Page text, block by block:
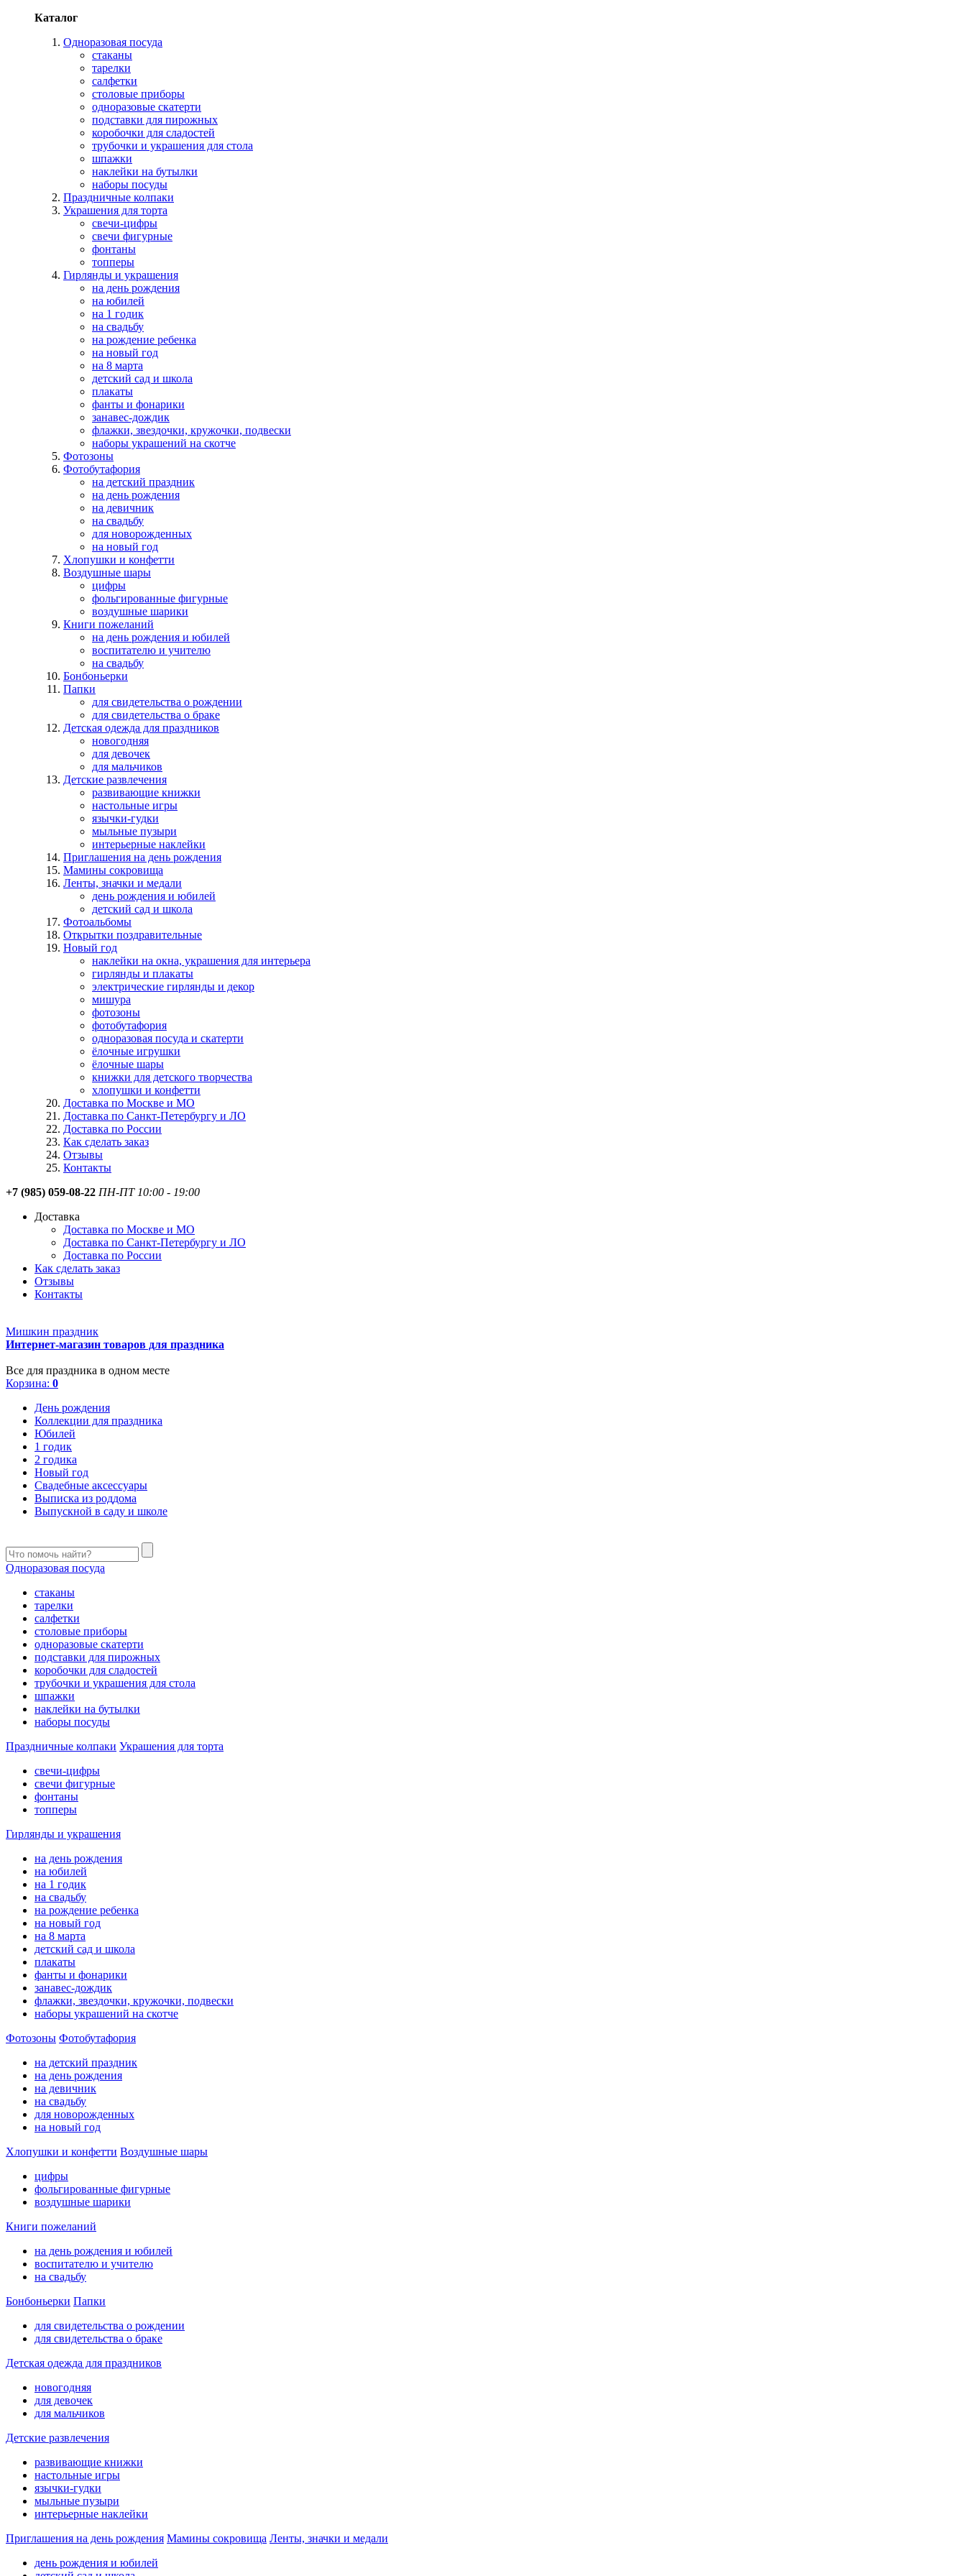
Каталог
Одноразовая посуда
стаканы
тарелки
салфетки
столовые приборы
одноразовые скатерти
подставки для пирожных
коробочки для сладостей
трубочки и украшения для стола
шпажки
наклейки на бутылки
наборы посуды
Праздничные колпаки
Украшения для торта
свечи-цифры
свечи фигурные
фонтаны
топперы
Гирлянды и украшения
на день рождения
на юбилей
на 1 годик
на свадьбу
на рождение ребенка
на новый год
на 8 марта
детский сад и школа
плакаты
фанты и фонарики
занавес-дождик
флажки, звездочки, кружочки, подвески
наборы украшений на скотче
Фотозоны
Фотобутафория
на детский праздник
на день рождения
на девичник
на свадьбу
для новорожденных
на новый год
Хлопушки и конфетти
Воздушные шары
цифры
фольгированные фигурные
воздушные шарики
Книги пожеланий
на день рождения и юбилей
воспитателю и учителю
на свадьбу
Бонбоньерки
Папки
для свидетельства о рождении
для свидетельства о браке
Детская одежда для праздников
новогодняя
для девочек
для мальчиков
Детские развлечения
развивающие книжки
настольные игры
язычки-гудки
мыльные пузыри
интерьерные наклейки
Приглашения на день рождения
Мамины сокровища
Ленты, значки и медали
день рождения и юбилей
детский сад и школа
Фотоальбомы
Открытки поздравительные
Новый год
наклейки на окна, украшения для интерьера
гирлянды и плакаты
электрические гирлянды и декор
мишура
фотозоны
фотобутафория
одноразовая посуда и скатерти
ёлочные игрушки
ёлочные шары
книжки для детского творчества
хлопушки и конфетти
Доставка по Москве и МО
Доставка по Санкт-Петербургу и ЛО
Доставка по России
Как сделать заказ
Отзывы
Контакты
+7 (985) 059-08-22 ПН-ПТ 10:00 - 19:00
Доставка
Доставка по Москве и МО
Доставка по Санкт-Петербургу и ЛО
Доставка по России
Как сделать заказ
Отзывы
Контакты
Мишкин праздник
Интернет-магазин товаров для праздника
Все для праздника в одном месте
Корзина: 0
День рождения
Коллекции для праздника
Юбилей
1 годик
2 годика
Новый год
Свадебные аксессуары
Выписка из роддома
Выпускной в саду и школе
Одноразовая посуда
стаканы
тарелки
салфетки
столовые приборы
одноразовые скатерти
подставки для пирожных
коробочки для сладостей
трубочки и украшения для стола
шпажки
наклейки на бутылки
наборы посуды
Праздничные колпаки Украшения для торта
свечи-цифры
свечи фигурные
фонтаны
топперы
Гирлянды и украшения
на день рождения
на юбилей
на 1 годик
на свадьбу
на рождение ребенка
на новый год
на 8 марта
детский сад и школа
плакаты
фанты и фонарики
занавес-дождик
флажки, звездочки, кружочки, подвески
наборы украшений на скотче
Фотозоны Фотобутафория
на детский праздник
на день рождения
на девичник
на свадьбу
для новорожденных
на новый год
Хлопушки и конфетти Воздушные шары
цифры
фольгированные фигурные
воздушные шарики
Книги пожеланий
на день рождения и юбилей
воспитателю и учителю
на свадьбу
Бонбоньерки Папки
для свидетельства о рождении
для свидетельства о браке
Детская одежда для праздников
новогодняя
для девочек
для мальчиков
Детские развлечения
развивающие книжки
настольные игры
язычки-гудки
мыльные пузыри
интерьерные наклейки
Приглашения на день рождения Мамины сокровища Ленты, значки и медали
день рождения и юбилей